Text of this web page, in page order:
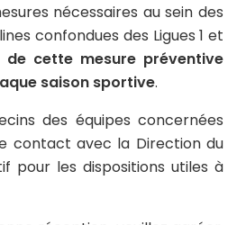
nécessaires au sein des
confondues des Ligues 1 et
de cette mesure préventive
saison sportive.
des équipes concernées
contact avec la Direction du
pour les dispositions utiles à